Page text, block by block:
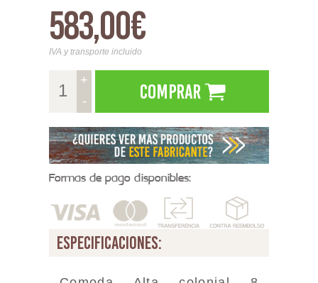
583,00€
IVA y transporte incluido
+
-
Comprar
Formas de pago disponibles:
especificaciones: